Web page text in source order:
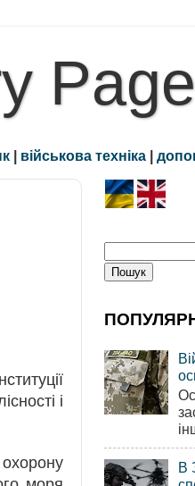
| військова техніка |
і
В